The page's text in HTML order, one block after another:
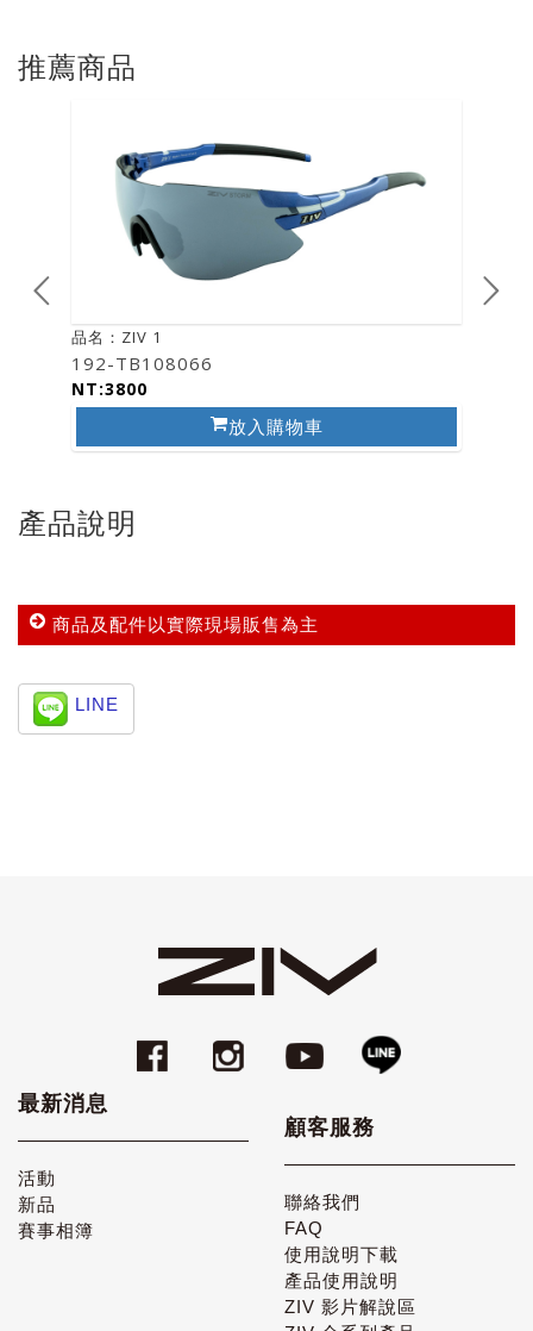
推薦商品
品名：ZIV 1
192-TB108066
NT:3800
放入購物車
產品說明
商品及配件以實際現場販售為主
LINE
最新消息
活動
新品
賽事相簿
顧客服務
聯絡我們
FAQ
使用說明下載
產品使用說明
ZIV 影片解說區